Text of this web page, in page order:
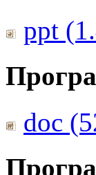
ppt
doc